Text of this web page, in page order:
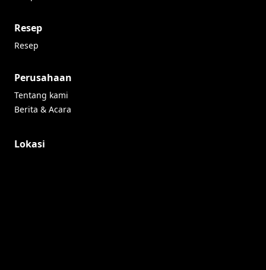
Resep
Resep
Perusahaan
Tentang kami
Berita & Acara
Lokasi